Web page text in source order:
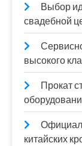
Выбор
свадебной
высокого
Прокат
китайских